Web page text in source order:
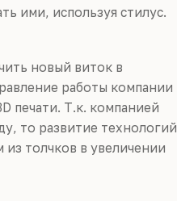
ими, используя стилус.
новый виток в
работы компании
печати. Т.к. компанией
то развитие технологий
толчков в увеличении